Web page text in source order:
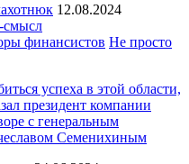
12.08.2024
финансистов Не просто
успеха в этой области,
президент компании
с генеральным
Семенихиным